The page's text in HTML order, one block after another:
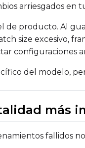
arriesgados en
de producto. Al
size excesivo,
configuraciones
del modelo,
más
fallidos